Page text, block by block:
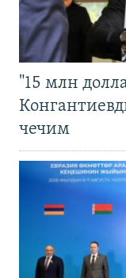
"15 млн
чечим